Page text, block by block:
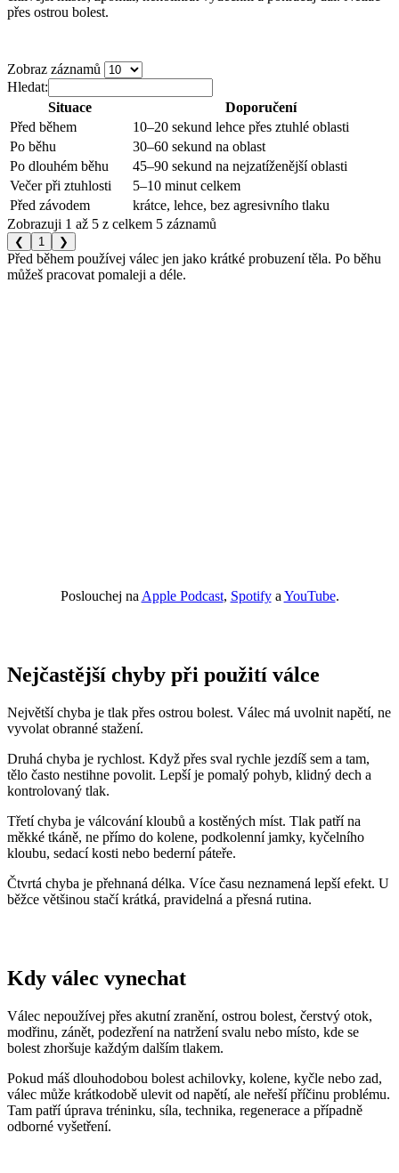
přes ostrou bolest.
Zobraz záznamů
Hledat:
Situace
Doporučení
Před během
10–20 sekund lehce přes ztuhlé oblasti
Po běhu
30–60 sekund na oblast
Po dlouhém běhu
45–90 sekund na nejzatíženější oblasti
Večer při ztuhlosti
5–10 minut celkem
Před závodem
krátce, lehce, bez agresivního tlaku
Zobrazuji 1 až 5 z celkem 5 záznamů
❮ 1 ❯
Před během používej válec jen jako krátké probuzení těla. Po běhu
můžeš pracovat pomaleji a déle.
Poslouchej na Apple Podcast, Spotifya YouTube.
Nejčastější chyby při použití válce
Největší chyba je tlak přes ostrou bolest. Válec má uvolnit napětí, ne
vyvolat obranné stažení.
Druhá chyba je rychlost. Když přes sval rychle jezdíš sem a tam,
tělo často nestihne povolit. Lepší je pomalý pohyb, klidný dech a
kontrolovaný tlak.
Třetí chyba je válcování kloubů a kostěných míst. Tlak patří na
měkké tkáně, ne přímo do kolene, podkolenní jamky, kyčelního
kloubu, sedací kosti nebo bederní páteře.
Čtvrtá chyba je přehnaná délka. Více času neznamená lepší efekt. U
běžce většinou stačí krátká, pravidelná a přesná rutina.
Kdy válec vynechat
Válec nepoužívej přes akutní zranění, ostrou bolest, čerstvý otok,
modřinu, zánět, podezření na natržení svalu nebo místo, kde se
bolest zhoršuje každým dalším tlakem.
Pokud máš dlouhodobou bolest achilovky, kolene, kyčle nebo zad,
válec může krátkodobě ulevit od napětí, ale neřeší příčinu problému.
Tam patří úprava tréninku, síla, technika, regenerace a případně
odborné vyšetření.